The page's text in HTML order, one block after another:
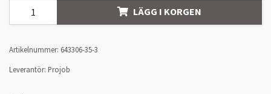
LÄGG I KORGEN
Artikelnummer: 643306-35-3
Leverantör: Projob